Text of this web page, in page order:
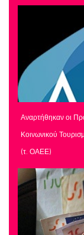
Αναρτήθηκαν οι
Κοινωνικού
(τ. ΟΑΕΕ)